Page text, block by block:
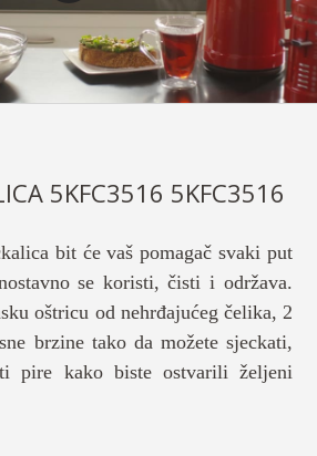
5KFC3516 5KFC3516
bit će vaš pomagač svaki put
se koristi, čisti i održava.
oštricu od nehrđajućeg čelika, 2
brzine tako da možete sjeckati,
pire kako biste ostvarili željeni